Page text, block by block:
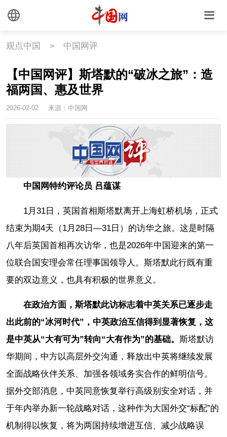
观点中国 > 中国网评
【中国网评】斯塔默的“破冰之旅”：造
福两国、惠及世界
2026-02-02 来源：中国网
中国网特约评论员 吕蕴谋
1月31日，英国首相斯塔默离开上海虹桥机场，正式
结束为期4天（1月28日—31日）的访华之旅。这是时隔
八年后英国首相再次访华，也是2026年中国迎来的第一
位联合国安理会常任理事国领导人。斯塔默此行既有重
要的双边意义，也具有积极的世界意义。
在政治方面，斯塔默此访标志着中英关系已逐步走
出此前的“冰河时代”，中英政治互信得到显著恢复，这
是中英从“大有可为”转向“大有作为”的基础。 斯塔默访
华期间，中方以高层外交沟通，释放出中英将继续发展
全面战略伙伴关系、加强各领域务实合作的鲜明信号。
据外交部消息，中英同意恢复举行高级别安全对话，并
于年内举办新一轮战略对话，这种作为大国外交“标配”的
机制得以恢复，将为两国持续增进互信、减少战略误